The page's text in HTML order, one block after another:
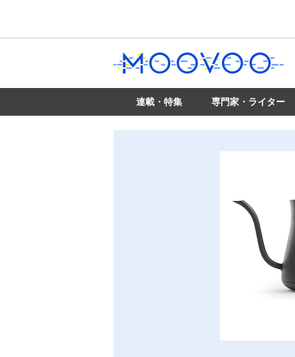
連載・特集 専門家・ライター